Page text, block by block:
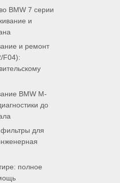
BMW 7 серии
и
и ремонт
F04):
BMW M-
до
фильтры для
полное